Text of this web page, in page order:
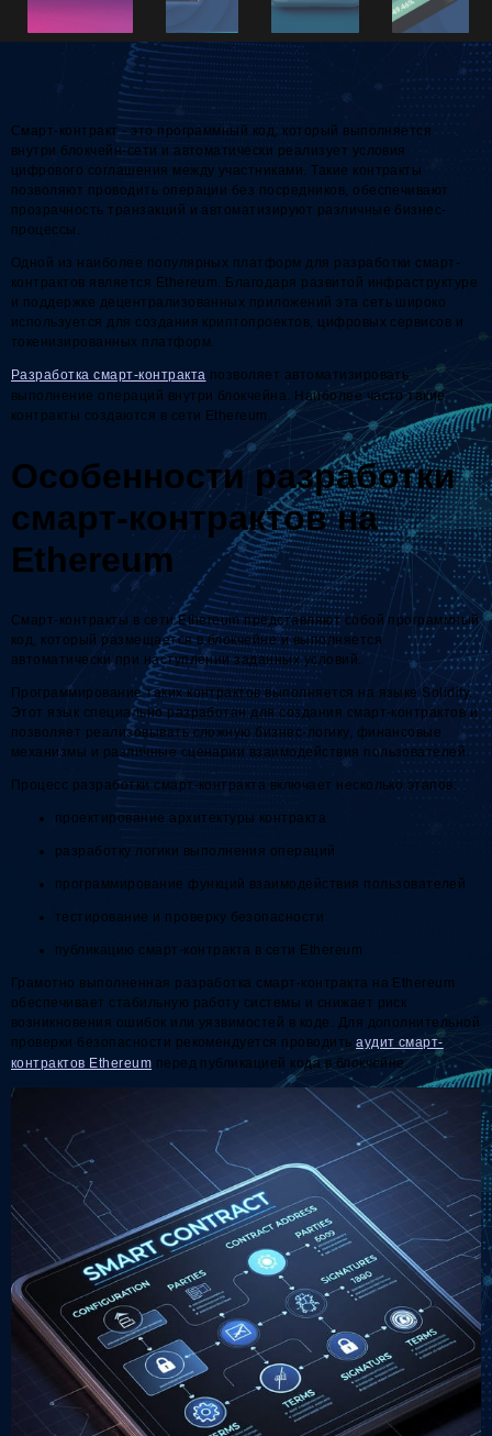
Смарт-контракт - это программный код, который выполняется
внутри блокчейн-сети и автоматически реализует условия
цифрового соглашения между участниками. Такие контракты
позволяют проводить операции без посредников, обеспечивают
прозрачность транзакций и автоматизируют различные бизнес-
процессы.
Одной из наиболее популярных платформ для разработки смарт-
контрактов является Ethereum. Благодаря развитой инфраструктуре
и поддержке децентрализованных приложений эта сеть широко
используется для создания криптопроектов, цифровых сервисов и
токенизированных платформ.
Разработка смарт-контракта позволяет автоматизировать
выполнение операций внутри блокчейна. Наиболее часто такие
контракты создаются в сети Ethereum.
Особенности разработки
смарт-контрактов на
Ethereum
Смарт-контракты в сети Ethereum представляют собой программный
код, который размещается в блокчейне и выполняется
автоматически при наступлении заданных условий.
Программирование таких контрактов выполняется на языке Solidity.
Этот язык специально разработан для создания смарт-контрактов и
позволяет реализовывать сложную бизнес-логику, финансовые
механизмы и различные сценарии взаимодействия пользователей.
Процесс разработки смарт-контракта включает несколько этапов:
проектирование архитектуры контракта
разработку логики выполнения операций
программирование функций взаимодействия пользователей
тестирование и проверку безопасности
публикацию смарт-контракта в сети Ethereum
Грамотно выполненная разработка смарт-контракта на Ethereum
обеспечивает стабильную работу системы и снижает риск
возникновения ошибок или уязвимостей в коде. Для дополнительной
проверки безопасности рекомендуется проводитьаудит смарт-
контрактов Ethereum перед публикацией кода в блокчейне.